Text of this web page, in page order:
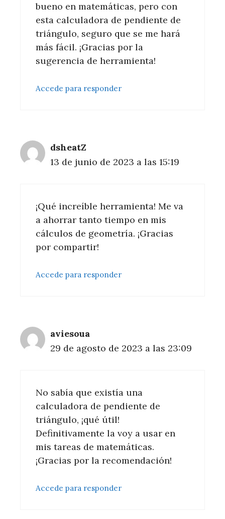
bueno en matemáticas, pero con
esta calculadora de pendiente de
triángulo, seguro que se me hará
más fácil. ¡Gracias por la
sugerencia de herramienta!
Accede para responder
dsheatZ
13 de junio de 2023 a las 15:19
¡Qué increíble herramienta! Me va
a ahorrar tanto tiempo en mis
cálculos de geometría. ¡Gracias
por compartir!
Accede para responder
aviesoua
29 de agosto de 2023 a las 23:09
No sabía que existía una
calculadora de pendiente de
triángulo, ¡qué útil!
Definitivamente la voy a usar en
mis tareas de matemáticas.
¡Gracias por la recomendación!
Accede para responder